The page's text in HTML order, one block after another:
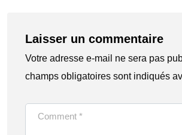
Laisser un commentaire
Votre adresse e-mail ne sera pas
champs obligatoires sont indiqués